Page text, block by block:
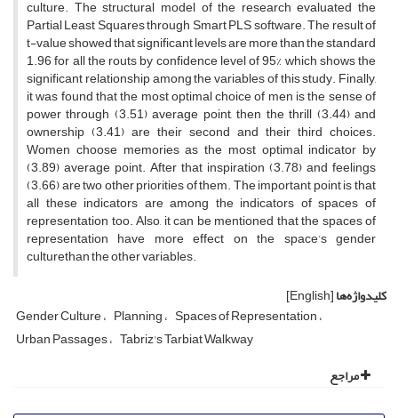
culture. The structural model of the research evaluated the
Partial Least Squares through Smart PLS software. The result of
t-value showed that significant levels are more than the standard
1.96 for all the routs by confidence level of 95% which shows the
significant relationship among the variables of this study. Finally,
it was found that the most optimal choice of men is the sense of
power through (3.51) average point, then the thrill (3.44) and
ownership (3.41) are their second and their third choices.
Women choose memories as the most optimal indicator by
(3.89) average point. After that inspiration (3.78) and feelings
(3.66) are two other priorities of them. The important point is that
all these indicators are among the indicators of spaces of
representation too. Also, it can be mentioned that the spaces of
representation have more effect on the space’s gender
culturethan the other variables.
کلیدواژه‌ها[English]
Gender Culture Planning Spaces of Representation
Urban Passages Tabriz's Tarbiat Walkway
مراجع